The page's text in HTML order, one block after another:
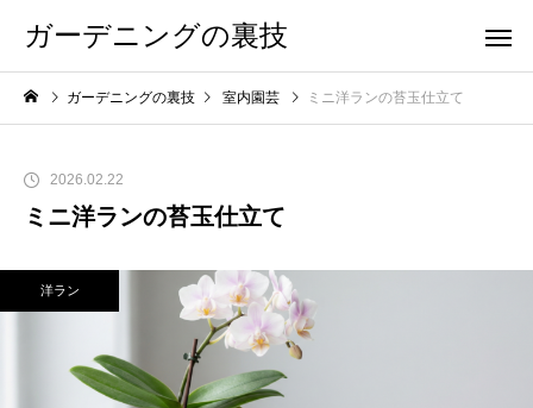
ガーデニングの裏技
ガーデニングの裏技 室内園芸 ミニ洋ランの苔玉仕立て
2026.02.22
ミニ洋ランの苔玉仕立て
洋ラン